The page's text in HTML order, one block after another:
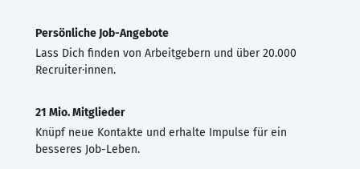
Persönliche Job-Angebote
Lass Dich finden von Arbeitgebern und über 20.000
Recruiter·innen.
21 Mio. Mitglieder
Knüpf neue Kontakte und erhalte Impulse für ein
besseres Job-Leben.